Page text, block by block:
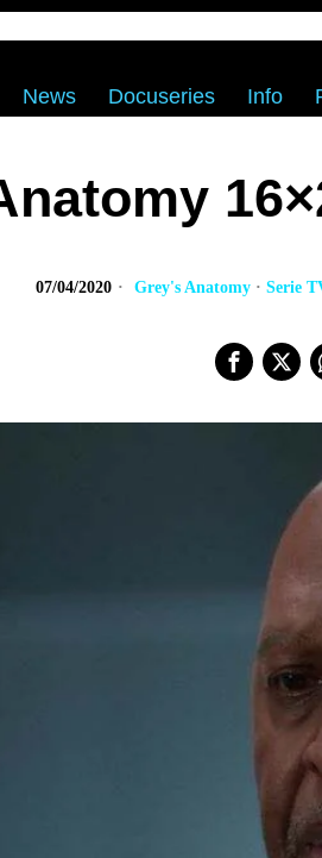
News Docuseries Info
07/04/2020 Grey's Anatomy · Serie